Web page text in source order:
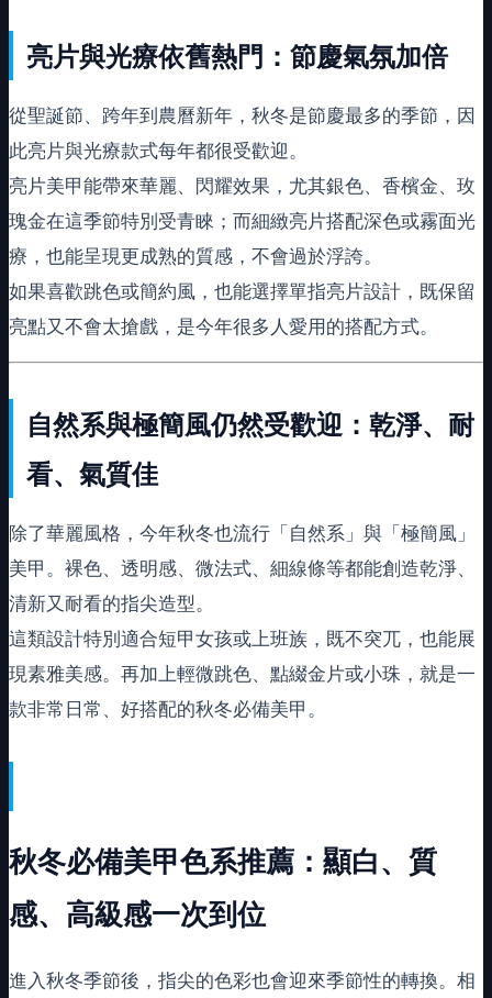
亮片與光療依舊熱門：節慶氣氛加倍
從聖誕節、跨年到農曆新年，秋冬是節慶最多的季節，因
此亮片與光療款式每年都很受歡迎。
亮片美甲能帶來華麗、閃耀效果，尤其銀色、香檳金、玫
瑰金在這季節特別受青睞；而細緻亮片搭配深色或霧面光
療，也能呈現更成熟的質感，不會過於浮誇。
如果喜歡跳色或簡約風，也能選擇單指亮片設計，既保留
亮點又不會太搶戲，是今年很多人愛用的搭配方式。
自然系與極簡風仍然受歡迎：乾淨、耐
看、氣質佳
除了華麗風格，今年秋冬也流行「自然系」與「極簡風」
美甲。裸色、透明感、微法式、細線條等都能創造乾淨、
清新又耐看的指尖造型。
這類設計特別適合短甲女孩或上班族，既不突兀，也能展
現素雅美感。再加上輕微跳色、點綴金片或小珠，就是一
款非常日常、好搭配的秋冬必備美甲。
秋冬必備美甲色系推薦：顯白、質
感、高級感一次到位
進入秋冬季節後，指尖的色彩也會迎來季節性的轉換。相